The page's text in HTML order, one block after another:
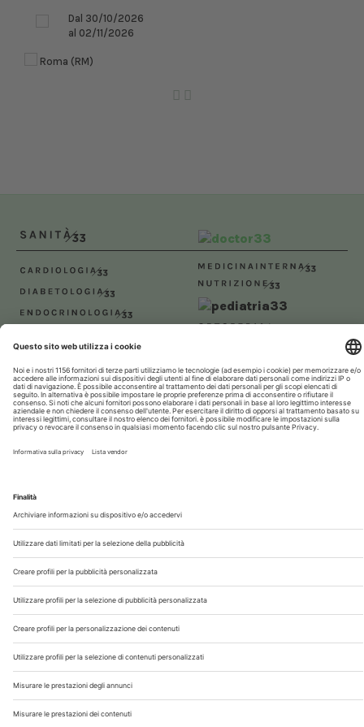
Dal 30/10/2026
al 02/11/2026
Roma (RM)
Chi Siamo
Contatti
Note Legali
Privacy